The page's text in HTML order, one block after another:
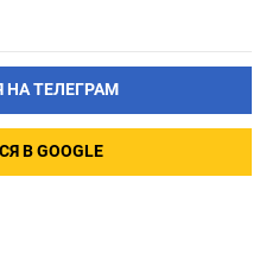
НА ТЕЛЕГРАМ
В GOOGLE